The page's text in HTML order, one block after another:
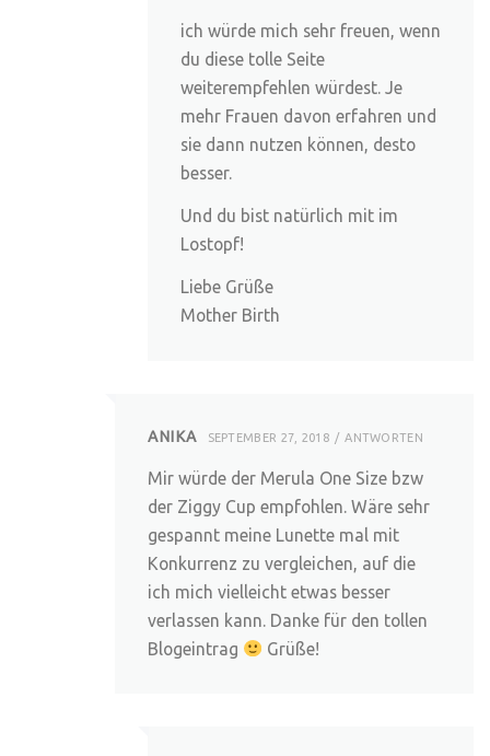
ich würde mich sehr freuen, wenn
du diese tolle Seite
weiterempfehlen würdest. Je
mehr Frauen davon erfahren und
sie dann nutzen können, desto
besser.
Und du bist natürlich mit im
Lostopf!
Liebe Grüße
Mother Birth
ANIKA SEPTEMBER 27, 2018 ANTWORTEN
Mir würde der Merula One Size bzw
der Ziggy Cup empfohlen. Wäre sehr
gespannt meine Lunette mal mit
Konkurrenz zu vergleichen, auf die
ich mich vielleicht etwas besser
verlassen kann. Danke für den tollen
Blogeintrag
Grüße!